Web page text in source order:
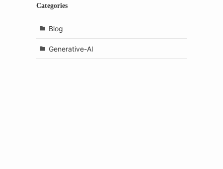
Categories
Blog
Generative-AI